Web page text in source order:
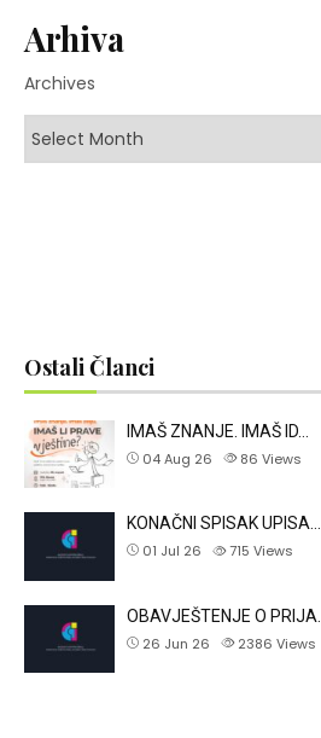
Arhiva
Archives
Ostali Članci
IMAŠ ZNANJE. IMAŠ ID…
04 Aug 26
86 Views
KONAČNI SPISAK UPISA…
01 Jul 26
715 Views
OBAVJEŠTENJE O PRIJA…
26 Jun 26
2386 Views